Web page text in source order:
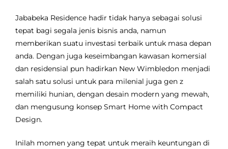
Jababeka Residence hadir tidak hanya sebagai solusi
tepat bagi segala jenis bisnis anda, namun
memberikan suatu investasi terbaik untuk masa depan
anda. Dengan juga keseimbangan kawasan komersial
dan residensial pun hadirkan New Wimbledon menjadi
salah satu solusi untuk para milenial juga gen z
memiliki hunian, dengan desain modern yang mewah,
dan mengusung konsep Smart Home with Compact
Design.
Inilah momen yang tepat untuk meraih keuntungan di